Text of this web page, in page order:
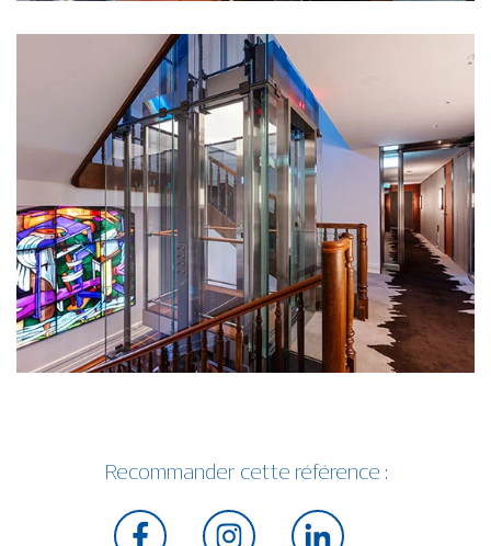
Recommander cette référence :